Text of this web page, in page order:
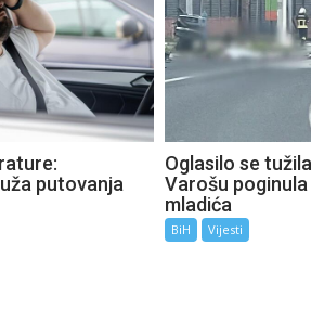
putovanja
Oglasilo se
Varošu
mladića
BiH Vijesti